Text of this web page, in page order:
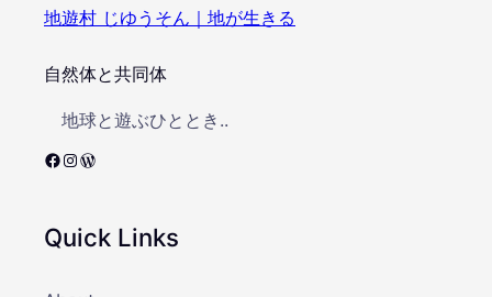
地遊村 じゆうそん｜地が生きる
自然体と共同体
地球と遊ぶひととき..
Facebook Instagram WordPress
Quick Links